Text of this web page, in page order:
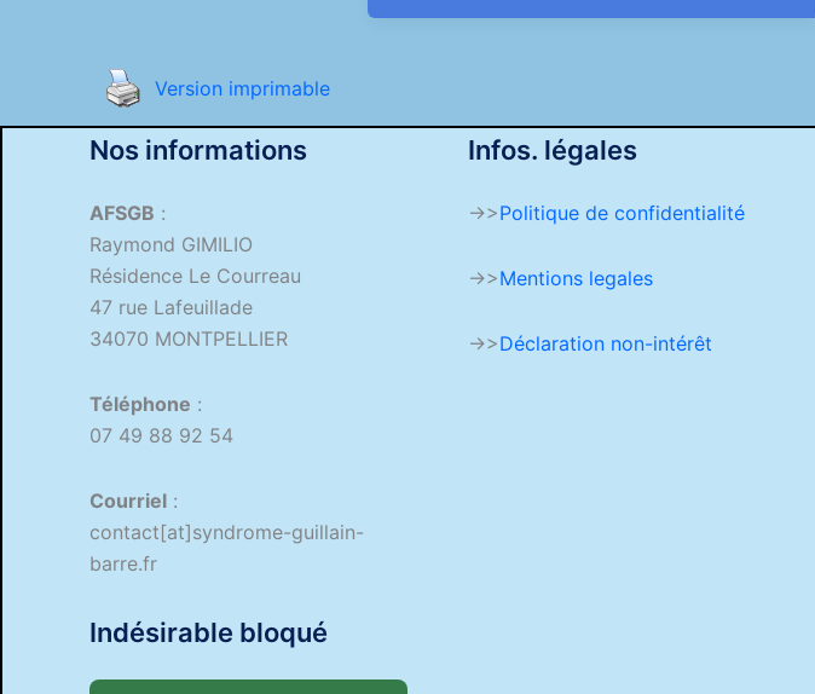
Version imprimable
Nos informations
AFSGB :
Raymond GIMILIO
Résidence Le Courreau
47 rue Lafeuillade
34070 MONTPELLIER
Téléphone :
07 49 88 92 54
Courriel :
contact[at]syndrome-guillain-
barre.fr
Indésirable bloqué
Infos. légales
->>Politique de confidentialité
->>Mentions legales
->>Déclaration non-intérêt